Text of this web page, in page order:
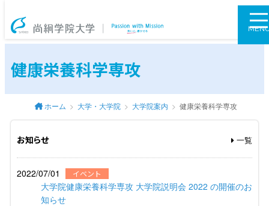
尚絅学院大学
健康栄養科学専攻
ホーム 大学・大学院 大学院案内 健康栄養科学専攻
お知らせ 一覧
2022/07/01 イベント
大学院健康栄養科学専攻 大学院説明会 2022 の開催のお
知らせ